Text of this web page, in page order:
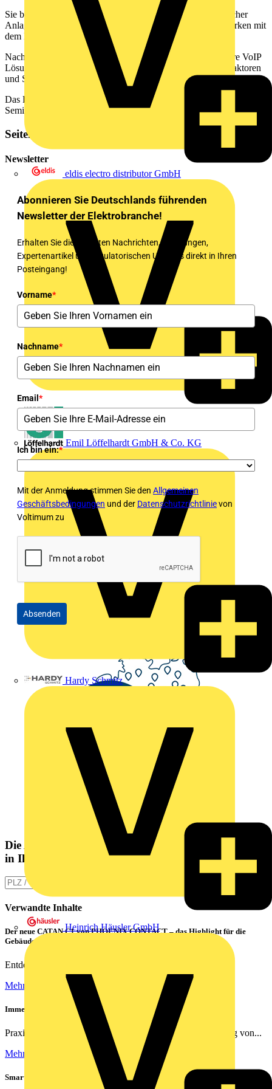
eldis electro distributor GmbH
Emil Löffelhardt GmbH & Co. KG
Hardy Schmitz
Heinrich Häusler GmbH
Sie besitzen Grundlagenkenntnisse kommunikationstechnischer
Anlagen und sind mit der Funktionsweise von Datennetzwerken mit
dem Internet Protokoll (IPv4) vertraut.
Nach dem erfolgreichen Besuch sind Sie in der Lage kleinere VoIP
Lösung zu planen und umzusetzen. Sie kennen die Erfolgsfaktoren
und Stolperfallen von VoIP-Lösungen.
Das BFE-Oldenburg gibt eine Teilnahmebescheinigung mit
Seminarinhalten aus.
Seitenleiste
Newsletter
Abonnieren Sie Deutschlands führenden
Newsletter der Elektrobranche!
Erhalten Sie die neuesten Nachrichten, Schulungen,
Expertenartikel und regulatorischen Updates direkt in Ihren
Posteingang!
Vorname*
Nachname*
Email *
Ich bin ein:*
Mit der Anmeldung stimmen Sie den Allgemeinen
Geschäftsbedingungen und der Datenschutzrichtlinievon
Voltimum zu
Absenden
Die Altlampen Sammelstelle
in Ihrer Nähe
Verwandte Inhalte
Der neue CATAN C1 von PHOENIX CONTACT – das Highlight für die
Gebäudesteuerung
Entdecken Sie die Zukunft der smarten Gebäudetechnik!
Mehr lesen
Immer das richtige Bild | Kameras richtig vernetzen
Praxisnahe Lösungen für die optimale Netzwerkverkabelung von...
Mehr lesen
Smarte Nachrüstung ohne Umbauten – Mit Busch-Jaeger renovieren